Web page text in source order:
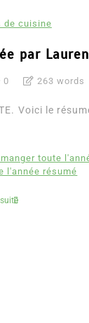
de cuisine
par
0 263 words
Voici le
toute
l'année résumé
8 Juil